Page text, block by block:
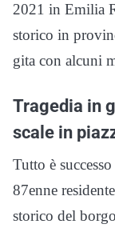
2021 in Emilia
storico in
gita con alcuni
Tragedia in
scale in
Tutto è
87enne
storico del